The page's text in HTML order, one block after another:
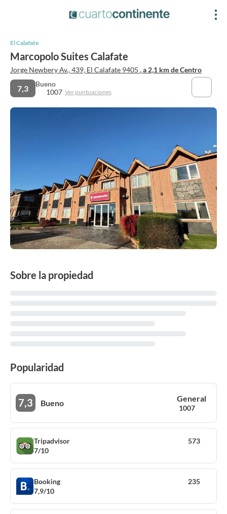
El Calafate
Marcopolo Suites Calafate
Jorge Newbery Av., 439, El Calafate 9405 , a 2,1 km de Centro
7,3
Bueno
1007 Ver puntuaciones
Sobre la propiedad
Popularidad
7,3 Bueno General
1007
Tripadvisor
7/10
573
Booking
7,9/10
235